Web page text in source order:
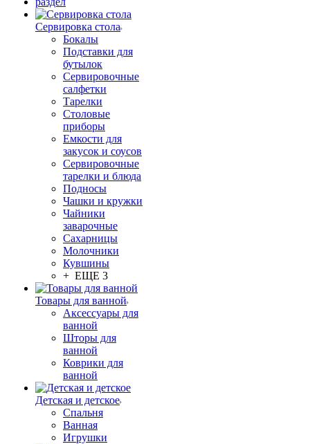
Сервировка стола
Бокалы
Подставки для
бутылок
Сервировочные
салфетки
Тарелки
Столовые
приборы
Емкости для
закусок и соусов
Сервировочные
тарелки и блюда
Подносы
Чашки и кружки
Чайники
заварочные
Сахарницы
Молочники
Кувшины
+ ЕЩЕ 3
Товары для ванной
Аксессуары для
ванной
Шторы для
ванной
Коврики для
ванной
Детская и детское
Спальня
Ванная
Игрушки